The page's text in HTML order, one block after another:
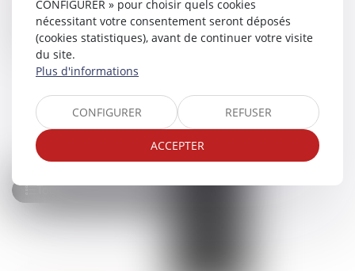
Recours en annulation devant les juridictions
administratives
CONFIGURER » pour choisir quels cookies
nécessitant votre consentement seront déposés
(cookies statistiques), avant de continuer votre visite
du site.
Plus d'informations
CONFIGURER REFUSER
ACCEPTER